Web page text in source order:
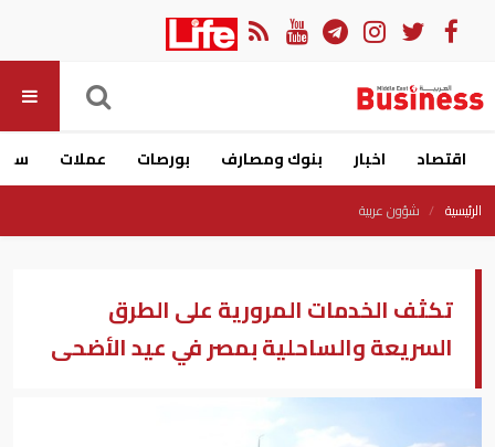
اقتصاد اخبار بنوك ومصارف بورصات عملات
الرئيسية شؤون عربية
تكثف الخدمات المرورية على الطرق
السريعة والساحلية بمصر في عيد الأضحى